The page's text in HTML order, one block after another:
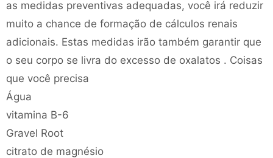
as medidas preventivas adequadas, você irá reduzir
muito a chance de formação de cálculos renais
adicionais. Estas medidas irão também garantir que
o seu corpo se livra do excesso de oxalatos . Coisas
que você precisa
Água
vitamina B-6
Gravel Root
citrato de magnésio